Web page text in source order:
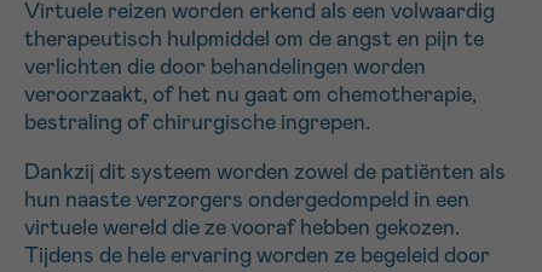
Virtuele reizen worden erkend als een volwaardig
therapeutisch hulpmiddel om de angst en pijn te
verlichten die door behandelingen worden
veroorzaakt, of het nu gaat om chemotherapie,
bestraling of chirurgische ingrepen.
Dankzij dit systeem worden zowel de patiënten als
hun naaste verzorgers ondergedompeld in een
virtuele wereld die ze vooraf hebben gekozen.
Tijdens de hele ervaring worden ze begeleid door
MIJN VRAAG
Ja, stuur mij de nieuwsbrief
Ik aanvaard degebruiksvoorwaarden
*VERPLICHT VELD